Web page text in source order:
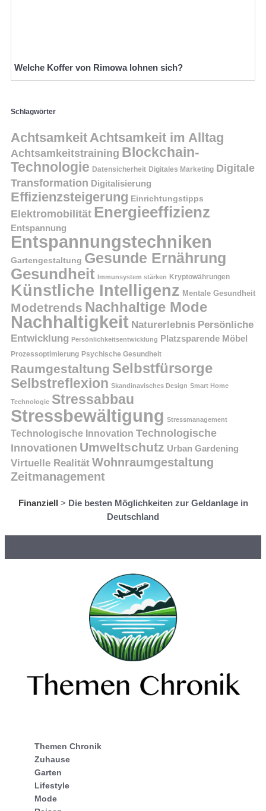
Welche Koffer von Rimowa lohnen sich?
Schlagwörter
AchtsamkeitAchtsamkeit im Alltag
Achtsamkeitstraining Blockchain-
Technologie Datensicherheit Digitales Marketing Digitale
Transformation Digitalisierung
Effizienzsteigerung Einrichtungstipps
Elektromobilität Energieeffizienz
Entspannung
Entspannungstechniken
Gartengestaltung Gesunde Ernährung
Gesundheit Immunsystem stärken Kryptowährungen
Künstliche Intelligenz Mentale Gesundheit
Modetrends Nachhaltige Mode
Nachhaltigkeit Naturerlebnis Persönliche
Entwicklung Persönlichkeitsentwicklung Platzsparende Möbel
Prozessoptimierung Psychische Gesundheit
Raumgestaltung Selbstfürsorge
Selbstreflexion Skandinavisches Design Smart Home
Technologie Stressabbau
Stressbewältigung Stressmanagement
Technologische Innovation Technologische
Innovationen Umweltschutz Urban Gardening
Virtuelle Realität Wohnraumgestaltung
Zeitmanagement
Finanziell > Die besten Möglichkeiten zur Geldanlage in
Deutschland
Themen Chronik
Zuhause
Garten
Lifestyle
Mode